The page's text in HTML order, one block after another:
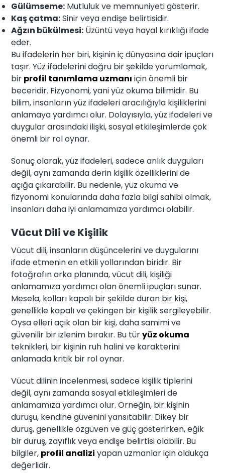
Gülümseme: Mutluluk ve memnuniyeti gösterir.
Kaş çatma:Sinir veya endişe belirtisidir.
Ağzın bükülmesi: Üzüntü veya hayal kırıklığı ifade
eder.
Bu ifadelerin her biri, kişinin iç dünyasına dair ipuçları
taşır. Yüz ifadelerini doğru bir şekilde yorumlamak,
bir profil tanımlama uzmanı için önemli bir
beceridir. Fizyonomi, yani yüz okuma bilimidir. Bu
bilim, insanların yüz ifadeleri aracılığıyla kişiliklerini
anlamaya yardımcı olur. Dolayısıyla, yüz ifadeleri ve
duygular arasındaki ilişki, sosyal etkileşimlerde çok
önemli bir rol oynar.
Sonuç olarak, yüz ifadeleri, sadece anlık duyguları
değil, aynı zamanda derin kişilik özelliklerini de
açığa çıkarabilir. Bu nedenle, yüz okuma ve
fizyonomi konularında daha fazla bilgi sahibi olmak,
insanları daha iyi anlamamıza yardımcı olabilir.
Vücut Dili ve Kişilik
Vücut dili, insanların düşüncelerini ve duygularını
ifade etmenin en etkili yollarından biridir. Bir
fotoğrafın arka planında, vücut dili, kişiliği
anlamamıza yardımcı olan önemli ipuçları sunar.
Mesela, kolları kapalı bir şekilde duran bir kişi,
genellikle kapalı ve çekingen bir kişilik sergileyebilir.
Oysa elleri açık olan bir kişi, daha samimi ve
güvenilir bir izlenim bırakır. Bu türyüz okuma
teknikleri, bir kişinin ruh halini ve karakterini
anlamada kritik bir rol oynar.
Vücut dilinin incelenmesi, sadece kişilik tiplerini
değil, aynı zamanda sosyal etkileşimleri de
anlamamıza yardımcı olur. Örneğin, bir kişinin
duruşu, kendine güvenini yansıtabilir. Dikey bir
duruş, genellikle özgüven ve güç gösterirken, eğik
bir duruş, zayıflık veya endişe belirtisi olabilir. Bu
bilgiler, profil analizi yapan uzmanlar için oldukça
değerlidir.